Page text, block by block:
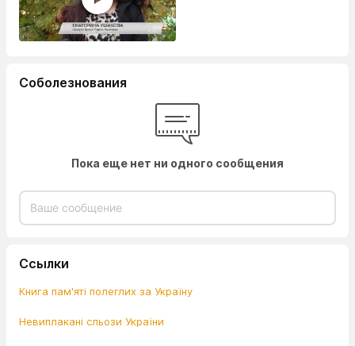
Соболезнования
Пока еще нет ни одного сообщения
Ссылки
Книга пам'яті полеглих за Україну
Невиплакані сльози України